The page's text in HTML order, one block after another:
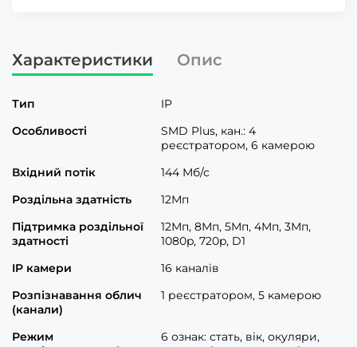
Характеристики Опис
Тип
IP
Особливості
SMD Plus, кан.: 4
реєстратором, 6 камерою
Вхідний потік
144 Мб/с
Роздільна здатність
12Мп
Підтримка роздільної
здатності
12Мп, 8Мп, 5Мп, 4Мп, 3Мп,
1080p, 720p, D1
IP камери
16 каналів
Розпізнавання облич
(канали)
1 реєстратором, 5 камерою
Режим
6 ознак: стать, вік, окуляри,